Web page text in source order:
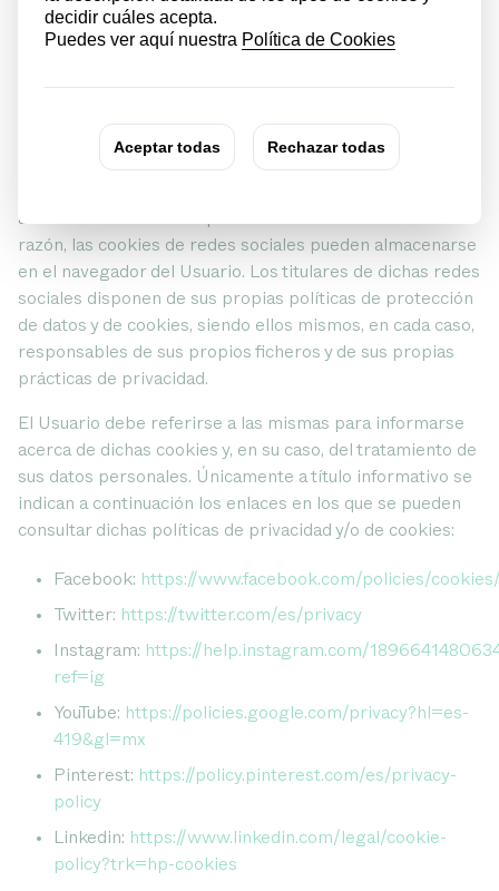
podrá(n) ceder esta información a terceros, siempre y
cuando lo exija la ley o sea un tercero el que procese esta
Cookies de redes sociales
acceder a las mismas a partir del Sitio Web. Por esta
razón, las cookies de redes sociales pueden almacenarse
en el navegador del Usuario. Los titulares de dichas redes
sociales disponen de sus propias políticas de protección
de datos y de cookies, siendo ellos mismos, en cada caso,
responsables de sus propios ficheros y de sus propias
prácticas de privacidad.
El Usuario debe referirse a las mismas para informarse
acerca de dichas cookies y, en su caso, del tratamiento de
sus datos personales. Únicamente a título informativo se
indican a continuación los enlaces en los que se pueden
consultar dichas políticas de privacidad y/o de cookies:
Facebook: https://www.facebook.com/policies/
Twitter: https://twitter.com/es/privacy
Instagram: https://help.instagram.com/
ref=ig
YouTube: https://policies.google.com/privacy?hl=es-
419&gl=mx
Pinterest: https://policy.pinterest.com/es/privacy-
policy
Linkedin: https://www.linkedin.com/legal/cookie-
policy?trk=hp-cookies